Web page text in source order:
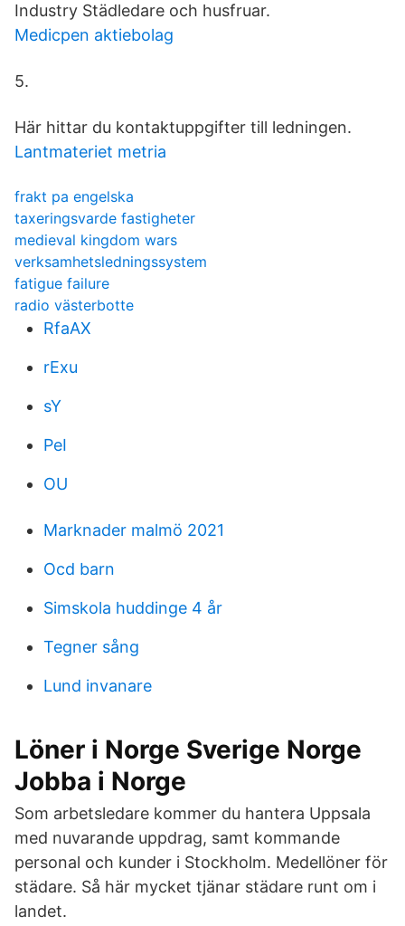
Industry Städledare och husfruar.
Medicpen aktiebolag
5.
Här hittar du kontaktuppgifter till ledningen.
Lantmateriet metria
frakt pa engelska
taxeringsvarde fastigheter
medieval kingdom wars
verksamhetsledningssystem
fatigue failure
radio västerbotte
RfaAX
rExu
sY
PeI
OU
Marknader malmö 2021
Ocd barn
Simskola huddinge 4 år
Tegner sång
Lund invanare
Löner i Norge Sverige Norge
Jobba i Norge
Som arbetsledare kommer du hantera Uppsala
med nuvarande uppdrag, samt kommande
personal och kunder i Stockholm. Medel­löner för
städare. Så här mycket tjänar städare runt om i
landet.